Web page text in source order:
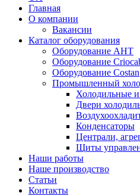
Главная
О компании
Вакансии
Каталог оборудования
Оборудование AHT
Оборудование
Оборудование Costan
Промышленный
Холодильные
Двери
Конденсаторы
Централи,
Щиты
Наши работы
Наше производство
Статьи
Контакты